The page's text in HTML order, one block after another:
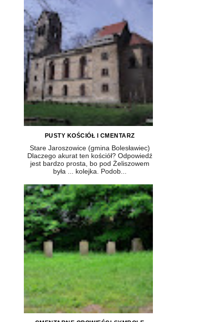
PUSTY KOŚCIÓŁ I CMENTARZ
Stare Jaroszowice (gmina Bolesławiec)
Dlaczego akurat ten kościół? Odpowiedź
jest bardzo prosta, bo pod Żeliszowem
była ... kolejka. Podob...